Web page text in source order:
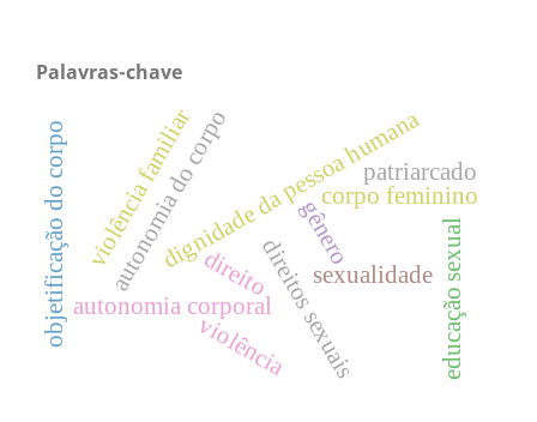
Palavras-chave
sexualidade
direitos sexuais
gênero
dignidade da pessoa humana
direito
autonomia corporal
autonomia do corpo
violência
corpo feminino
objetificação do corpo educação sexual
violência familiar patriarcado